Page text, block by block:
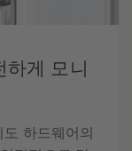
게 모니
하드웨어의